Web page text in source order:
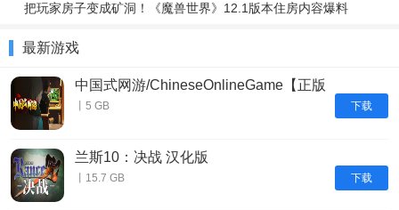
把玩家房子变成矿洞！《魔兽世界》12.1版本住房内容爆料
最新游戏
下载
中国式网游/ChineseOnlineGame【正版
账号】
丨5 GB
下载
兰斯10：决战 汉化版
丨15.7 GB